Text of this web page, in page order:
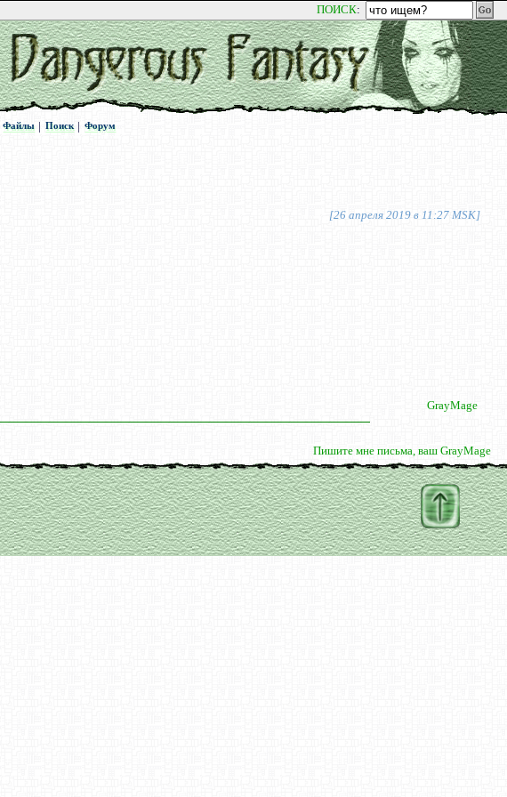
ПОИСК:
Файлы
Файлы | Поиск
Поиск| Форум
Форум
[26 апреля 2019 в 11:27 MSK]
GrayMage
Пишите мне письма, ваш GrayMage